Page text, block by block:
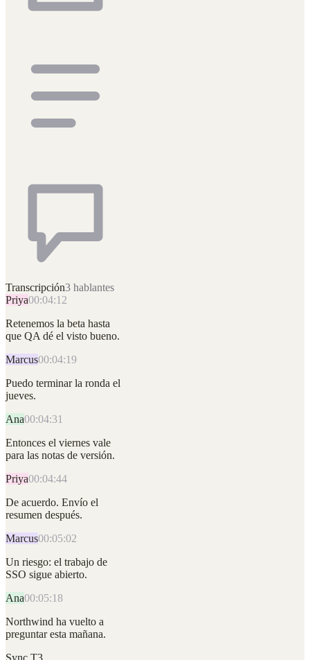
Transcripción3 hablantes
Priya00:04:12
Retenemos la beta hasta
que QA dé el visto bueno.
Marcus00:04:19
Puedo terminar la ronda el
jueves.
Ana00:04:31
Entonces el viernes vale
para las notas de versión.
Priya00:04:44
De acuerdo. Envío el
resumen después.
Marcus00:05:02
Un riesgo: el trabajo de
SSO sigue abierto.
Ana00:05:18
Northwind ha vuelto a
preguntar esta mañana.
Sync T3